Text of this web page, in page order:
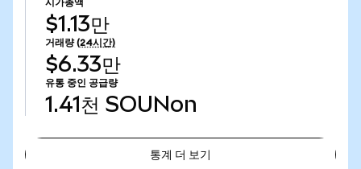
시가총액
$1.13만
거래량 (24시간)
$6.33만
유통 중인 공급량
1.41천 SOUNon
통계 더 보기